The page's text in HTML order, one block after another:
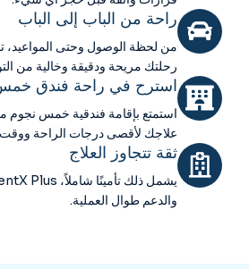
راحة من الباب إلى الباب
رحلتك مريحة ودقيقة وخالية من
استرح في راحة فندق
استمتع بإقامة فندقية خمس
علاجك لأقصى درجات الراحة ووقت
ثقة تتجاوز العلاج
والدعم طوال العملية.